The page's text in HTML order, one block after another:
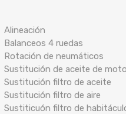
Alineación
Balanceos 4 ruedas
Rotación de neumáticos
Sustitución de aceite de
Sustitución filtro de aceite
Sustitución filtro de aire
Sustiticuón filtro de